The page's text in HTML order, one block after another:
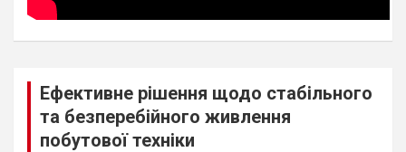
Ефективне рішення щодо стабільного
та безперебійного живлення
побутової техніки